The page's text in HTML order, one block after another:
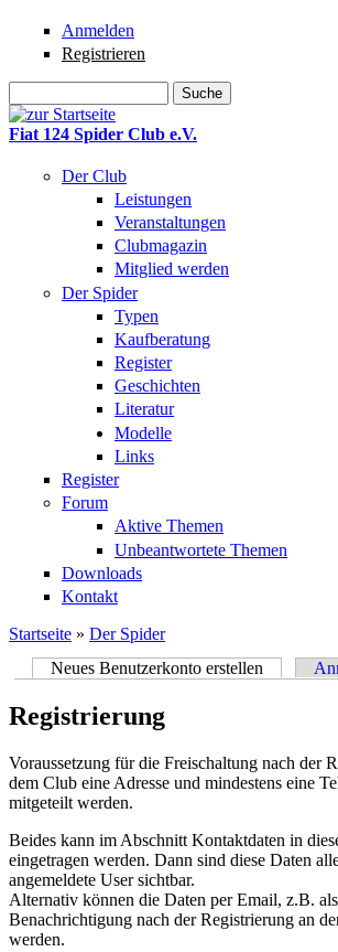
Direkt zum Inhalt
Anmelden
Registrieren
Suchformular
Fiat 124 Spider Club e.V.
Der Club
Leistungen
Veranstaltungen
Clubmagazin
Mitglied werden
Der Spider
Typen
Kaufberatung
Register
Geschichten
Literatur
Modelle
Links
Register
Forum
Aktive Themen
Unbeantwortete Themen
Downloads
Kontakt
Sie sind hier
Startseite » Der Spider
Neues Benutzerkonto erstellen (aktiver
Registrierung
Voraussetzung für die Freischaltung nach der
dem Club eine Adresse und mindestens eine
mitgeteilt werden.
Beides kann im Abschnitt Kontaktdaten in
eingetragen werden. Dann sind diese Daten
angemeldete User sichtbar.
Alternativ können die Daten per Email, z.B.
Benachrichtigung nach der Registrierung an
werden.